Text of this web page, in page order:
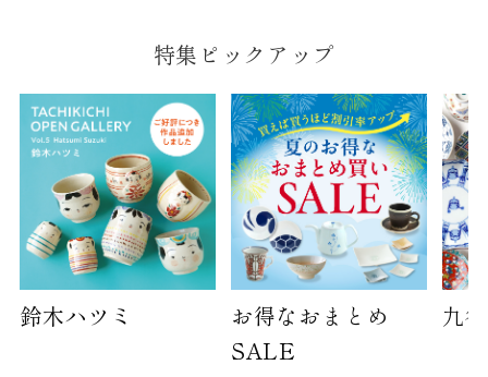
B:京名所 袋
サイズ
高さ
40cm
横
30cm
幅
14cm
袋のサイズは当店で最適なものをご用意いたしま
す。
ご提供枚数の上限はご注文商品数となります。
特集ピックアップ
鈴木ハツミ
お得なおまとめ
SALE
九